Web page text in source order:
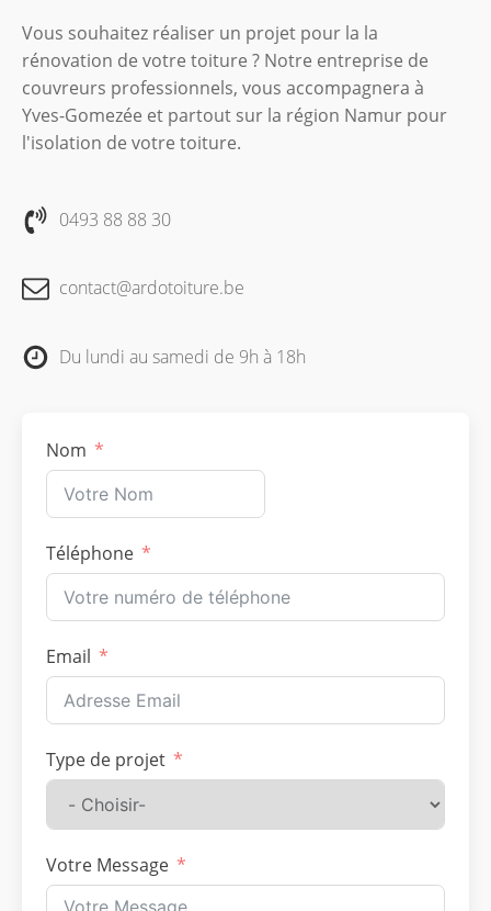
Vous souhaitez réaliser un projet pour la la
rénovation de votre toiture ? Notre entreprise de
couvreurs professionnels, vous accompagnera à
Yves-Gomezée et partout sur la région Namur pour
l'isolation de votre toiture.
0493 88 88 30
contact@ardotoiture.be
Du lundi au samedi de 9h à 18h
Nom
Téléphone
Email
Type de projet
Votre Message